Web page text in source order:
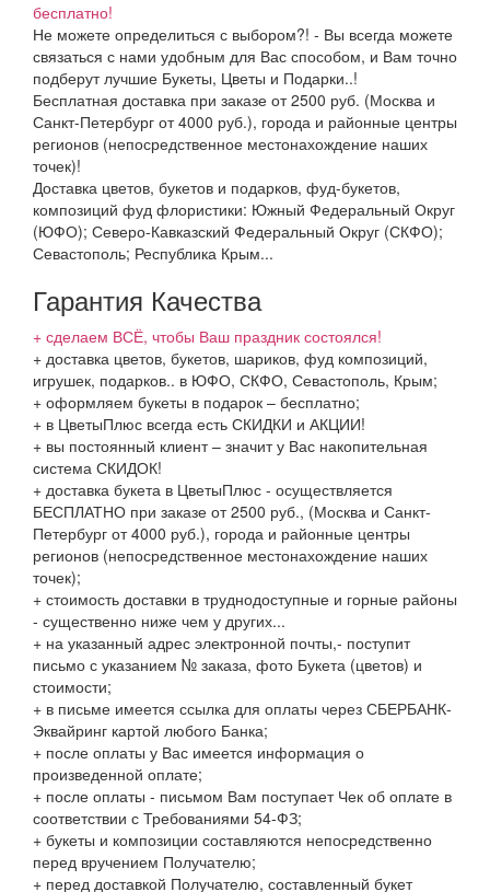
бесплатно!
Не можете определиться с выбором?! - Вы всегда можете
связаться с нами удобным для Вас способом, и Вам точно
подберут лучшие Букеты, Цветы и Подарки..!
Бесплатная доставка при заказе от 2500 руб. (Москва и
Санкт-Петербург от 4000 руб.), города и районные центры
регионов (непосредственное местонахождение наших
точек)!
Доставка цветов, букетов и подарков, фуд-букетов,
композиций фуд флористики: Южный Федеральный Округ
(ЮФО); Северо-Кавказский Федеральный Округ (СКФО);
Севастополь; Республика Крым...
Гарантия Качества
+ сделаем ВСЁ, чтобы Ваш праздник состоялся!
+ доставка цветов, букетов, шариков, фуд композиций,
игрушек, подарков.. в ЮФО, СКФО, Севастополь, Крым;
+ оформляем букеты в подарок – бесплатно;
+ в ЦветыПлюс всегда есть СКИДКИ и АКЦИИ!
+ вы постоянный клиент – значит у Вас накопительная
система СКИДОК!
+ доставка букета в ЦветыПлюс - осуществляется
БЕСПЛАТНО при заказе от 2500 руб., (Москва и Санкт-
Петербург от 4000 руб.), города и районные центры
регионов (непосредственное местонахождение наших
точек);
+ стоимость доставки в труднодоступные и горные районы
- существенно ниже чем у других...
+ на указанный адрес электронной почты,- поступит
письмо с указанием № заказа, фото Букета (цветов) и
стоимости;
+ в письме имеется ссылка для оплаты через СБЕРБАНК-
Эквайринг картой любого Банка;
+ после оплаты у Вас имеется информация о
произведенной оплате;
+ после оплаты - письмом Вам поступает Чек об оплате в
соответствии с Требованиями 54-ФЗ;
+ букеты и композиции составляются непосредственно
перед вручением Получателю;
+ перед доставкой Получателю, составленный букет